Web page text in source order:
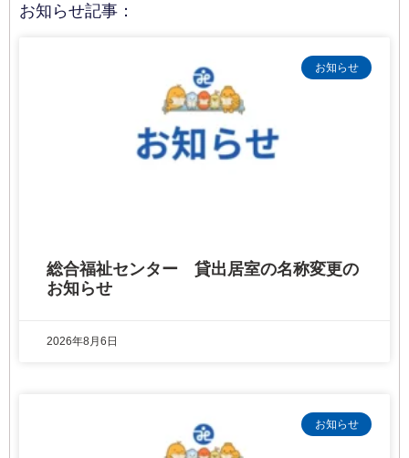
お知らせ記事：
お知らせ
総合福祉センター 貸出居室の名称変更の
お知らせ
2026年8月6日
お知らせ